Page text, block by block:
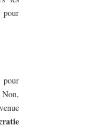
pour